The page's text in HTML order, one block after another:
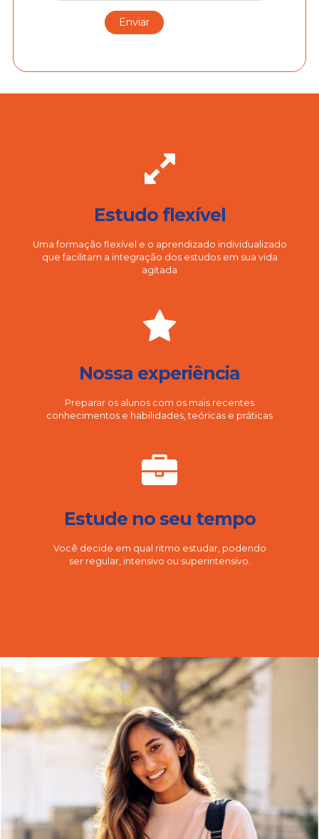
Estudo flexível
Uma formação flexível e o aprendizado individualizado
que facilitam a integração dos estudos em sua vida
agitada
Nossa experiência
Preparar os alunos com os mais recentes
conhecimentos e habilidades, teóricas e práticas
Estude no seu tempo
Você decide em qual ritmo estudar, podendo
ser regular, intensivo ou superintensivo.